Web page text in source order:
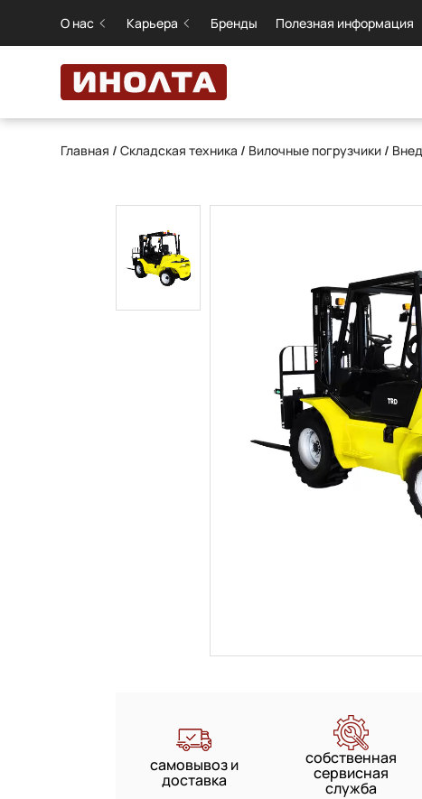
О нас Карьера Бренды Полезная информация
Главная /Складская техника / Вилочные погрузчики /
самовывоз и
доставка
собственная
сервисная
служба